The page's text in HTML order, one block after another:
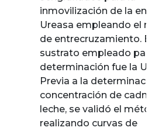
inmovilización de la
Ureasa empleando el
de entrecruzamiento. El
sustrato empleado
determinación fue la
Previa a la
concentración de
leche, se validó el
realizando curvas de